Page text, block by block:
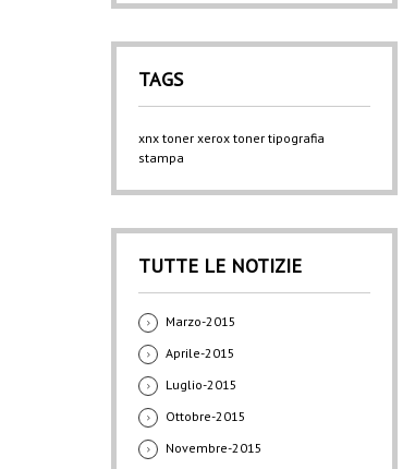
TAGS
xnx toner xerox toner tipografia
stampa
TUTTE LE NOTIZIE
Marzo-2015
Aprile-2015
Luglio-2015
Ottobre-2015
Novembre-2015